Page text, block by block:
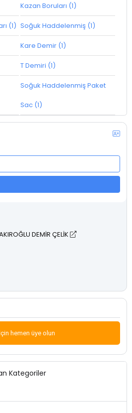
Kazan Boruları (1)
(1) Soğuk Haddelenmiş (1)
Kare Demir (1)
T Demiri (1)
Soğuk Haddelenmiş Paket
Sac (1)
DEMİR ÇELİK
hemen üye olun
Kategoriler